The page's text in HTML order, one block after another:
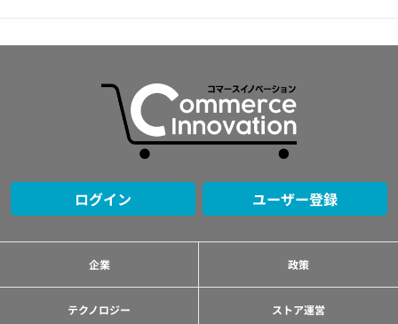
ログイン ユーザー登録
企業 政策
テクノロジー ストア運営